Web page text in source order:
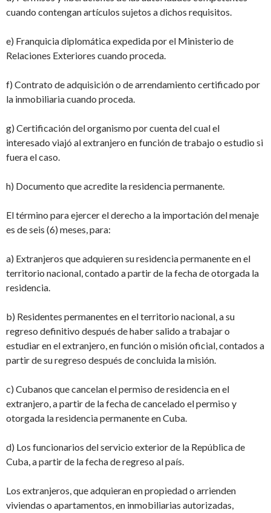
cuando contengan artículos sujetos a dichos requisitos.
e) Franquicia diplomática expedida por el Ministerio de
Relaciones Exteriores cuando proceda.
f) Contrato de adquisición o de arrendamiento certificado por
la inmobiliaria cuando proceda.
g) Certificación del organismo por cuenta del cual el
interesado viajó al extranjero en función de trabajo o estudio si
fuera el caso.
h) Documento que acredite la residencia permanente.
El término para ejercer el derecho a la importación del menaje
es de seis (6) meses, para:
a) Extranjeros que adquieren su residencia permanente en el
territorio nacional, contado a partir de la fecha de otorgada la
residencia.
b) Residentes permanentes en el territorio nacional, a su
regreso definitivo después de haber salido a trabajar o
estudiar en el extranjero, en función o misión oficial, contados a
partir de su regreso después de concluida la misión.
c) Cubanos que cancelan el permiso de residencia en el
extranjero, a partir de la fecha de cancelado el permiso y
otorgada la residencia permanente en Cuba.
d) Los funcionarios del servicio exterior de la República de
Cuba, a partir de la fecha de regreso al país.
Los extranjeros, que adquieran en propiedad o arrienden
viviendas o apartamentos, en inmobiliarias autorizadas,